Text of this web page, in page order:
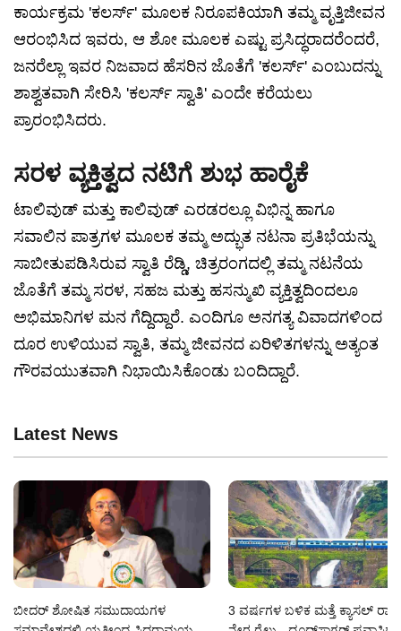
ಕಾರ್ಯಕ್ರಮ 'ಕಲರ್ಸ್' ಮೂಲಕ ನಿರೂಪಕಿಯಾಗಿ ತಮ್ಮ ವೃತ್ತಿಜೀವನ
ಆರಂಭಿಸಿದ ಇವರು, ಆ ಶೋ ಮೂಲಕ ಎಷ್ಟು ಪ್ರಸಿದ್ಧರಾದರೆಂದರೆ,
ಜನರೆಲ್ಲಾ ಇವರ ನಿಜವಾದ ಹೆಸರಿನ ಜೊತೆಗೆ 'ಕಲರ್ಸ್' ಎಂಬುದನ್ನು
ಶಾಶ್ವತವಾಗಿ ಸೇರಿಸಿ 'ಕಲರ್ಸ್ ಸ್ವಾತಿ' ಎಂದೇ ಕರೆಯಲು
ಪ್ರಾರಂಭಿಸಿದರು.
ಸರಳ ವ್ಯಕ್ತಿತ್ವದ ನಟಿಗೆ ಶುಭ ಹಾರೈಕೆ
ಟಾಲಿವುಡ್ ಮತ್ತು ಕಾಲಿವುಡ್ ಎರಡರಲ್ಲೂ ವಿಭಿನ್ನ ಹಾಗೂ
ಸವಾಲಿನ ಪಾತ್ರಗಳ ಮೂಲಕ ತಮ್ಮ ಅದ್ಭುತ ನಟನಾ ಪ್ರತಿಭೆಯನ್ನು
ಸಾಬೀತುಪಡಿಸಿರುವ ಸ್ವಾತಿ ರೆಡ್ಡಿ, ಚಿತ್ರರಂಗದಲ್ಲಿ ತಮ್ಮ ನಟನೆಯ
ಜೊತೆಗೆ ತಮ್ಮ ಸರಳ, ಸಹಜ ಮತ್ತು ಹಸನ್ಮುಖಿ ವ್ಯಕ್ತಿತ್ವದಿಂದಲೂ
ಅಭಿಮಾನಿಗಳ ಮನ ಗೆದ್ದಿದ್ದಾರೆ. ಎಂದಿಗೂ ಅನಗತ್ಯ ವಿವಾದಗಳಿಂದ
ದೂರ ಉಳಿಯುವ ಸ್ವಾತಿ, ತಮ್ಮ ಜೀವನದ ಏರಿಳಿತಗಳನ್ನು ಅತ್ಯಂತ
ಗೌರವಯುತವಾಗಿ ನಿಭಾಯಿಸಿಕೊಂಡು ಬಂದಿದ್ದಾರೆ.
Latest News
ಬೀದರ್ ಶೋಷಿತ ಸಮುದಾಯಗಳ
3 ವರ್ಷಗಳ ಬಳಿಕ ಮತ್ತೆ ಕ್ಯಾಸಲ್